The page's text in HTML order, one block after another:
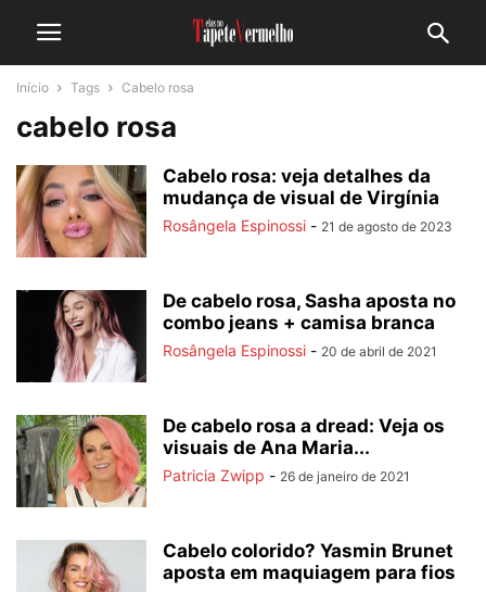
Início Tags Cabelo rosa
cabelo rosa
Cabelo rosa: veja detalhes da
mudança de visual de Virgínia
Rosângela Espinossi - 21 de agosto de 2023
De cabelo rosa, Sasha aposta no
combo jeans + camisa branca
Rosângela Espinossi - 20 de abril de 2021
De cabelo rosa a dread: Veja os
visuais de Ana Maria...
Patricia Zwipp - 26 de janeiro de 2021
Cabelo colorido? Yasmin Brunet
aposta em maquiagem para fios